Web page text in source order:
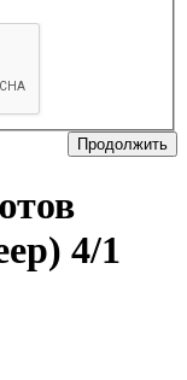
Продолжить
4/1